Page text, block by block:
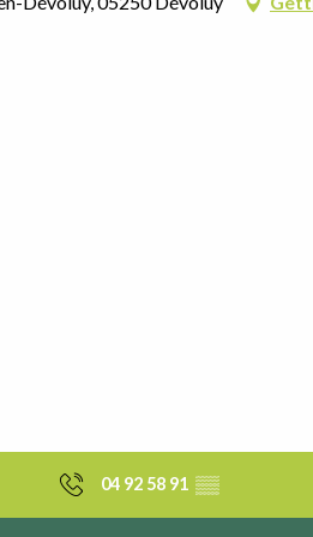
04 92 58 91 ▒▒